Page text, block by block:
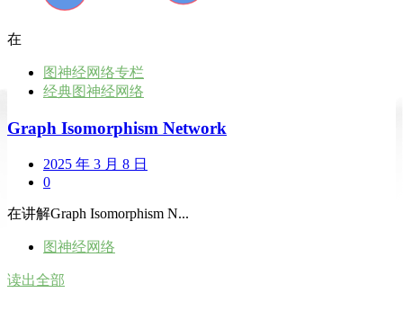
在
图神经网络专栏
经典图神经网络
Graph Isomorphism Network
2025 年 3 月 8 日
0
在讲解Graph Isomorphism N...
图神经网络
读出全部